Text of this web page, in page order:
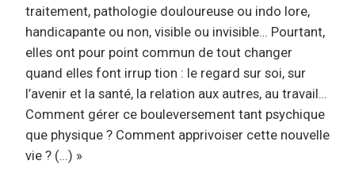
traitement, pathologie douloureuse ou indo lore,
handicapante ou non, visible ou invisible… Pourtant,
elles ont pour point commun de tout changer
quand elles font irrup tion : le regard sur soi, sur
l’avenir et la santé, la relation aux autres, au travail…
Comment gérer ce bouleversement tant psychique
que physique ? Comment apprivoiser cette nouvelle
vie ? (…) »